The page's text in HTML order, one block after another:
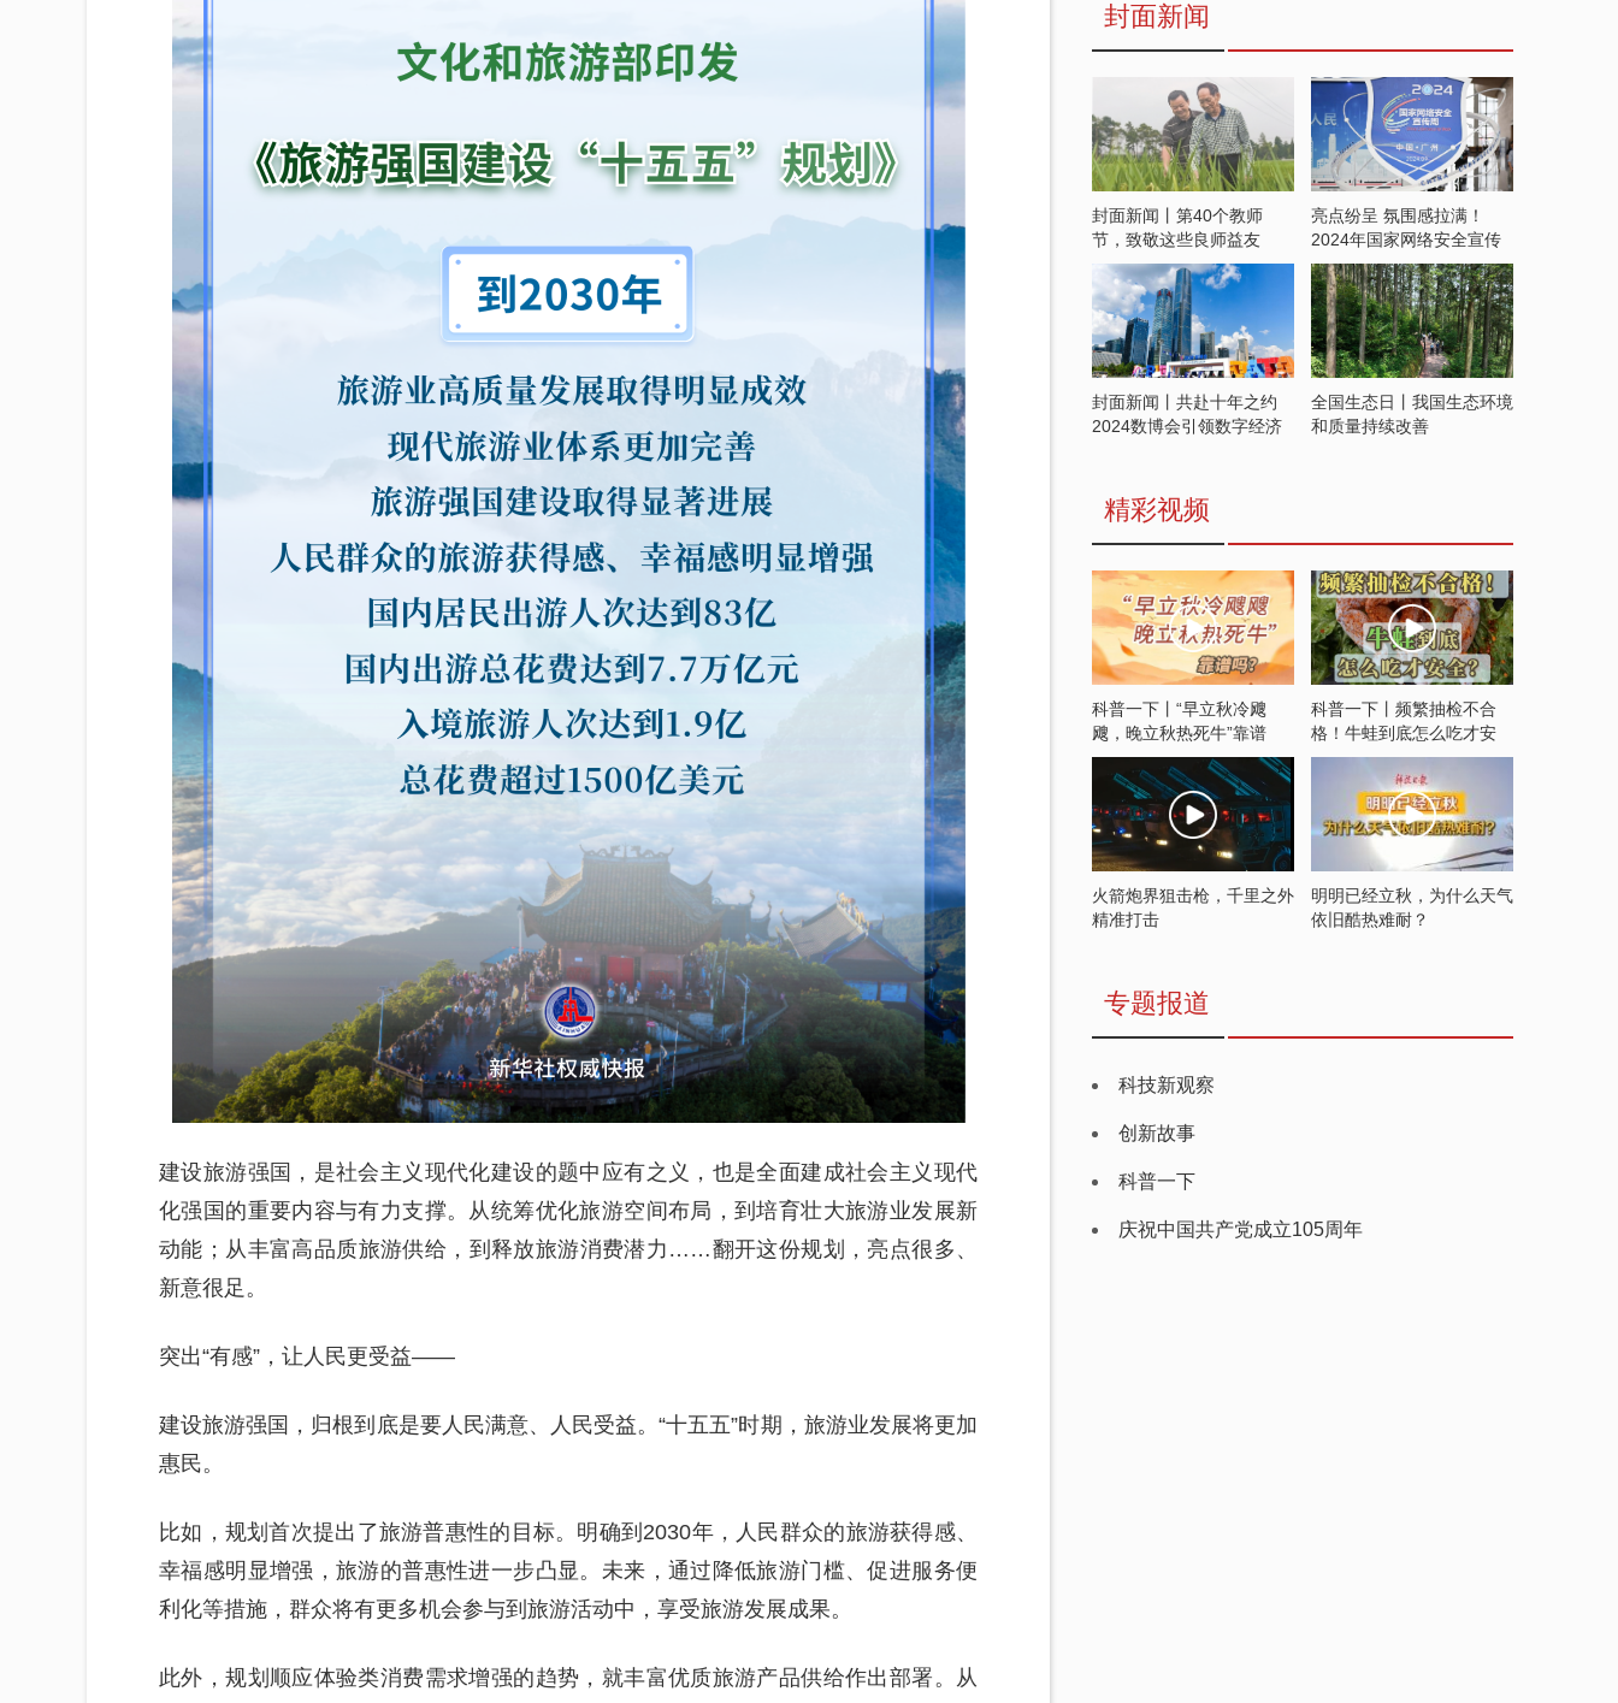
建设旅游强国，是社会主义现代化建设的题中应有之义，也是全面建成社会主义现代
化强国的重要内容与有力支撑。从统筹优化旅游空间布局，到培育壮大旅游业发展新
动能；从丰富高品质旅游供给，到释放旅游消费潜力……翻开这份规划，亮点很多、
新意很足。
突出“有感”，让人民更受益——
建设旅游强国，归根到底是要人民满意、人民受益。“十五五”时期，旅游业发展将更加
惠民。
比如，规划首次提出了旅游普惠性的目标。明确到2030年，人民群众的旅游获得感、
幸福感明显增强，旅游的普惠性进一步凸显。未来，通过降低旅游门槛、促进服务便
利化等措施，群众将有更多机会参与到旅游活动中，享受旅游发展成果。
此外，规划顺应体验类消费需求增强的趋势，就丰富优质旅游产品供给作出部署。从
封面新闻
封面新闻丨第40个教师
节，致敬这些良师益友
亮点纷呈 氛围感拉满！
2024年国家网络安全宣传
周开启
封面新闻丨共赴十年之约
2024数博会引领数字经济
全国生态日丨我国生态环境
和质量持续改善
精彩视频
科普一下丨“早立秋冷飕
飕，晚立秋热死牛”靠谱
吗？
科普一下丨频繁抽检不合
格！牛蛙到底怎么吃才安
全？
火箭炮界狙击枪，千里之外
精准打击
明明已经立秋，为什么天气
依旧酷热难耐？
专题报道
科技新观察
创新故事
科普一下
庆祝中国共产党成立105周年